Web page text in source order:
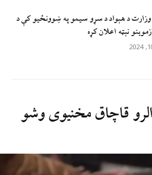
د هېواد د سړو سيمو په ښوونځيو کې د
نېټه اعلان کړه
قاچاق مخنیوی وشو